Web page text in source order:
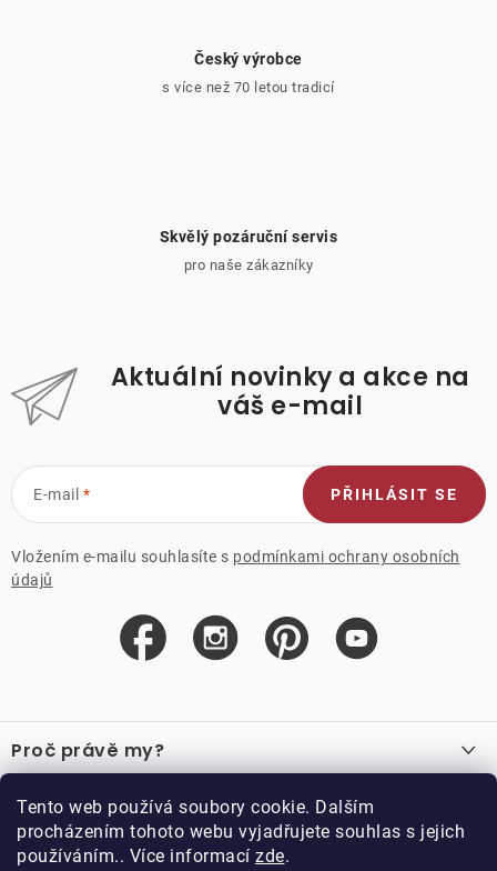
Tento web používá soubory cookie. Dalším
procházením tohoto webu vyjadřujete souhlas s jejich
používáním.. Více informací zde.
Český výrobce
s více než 70 letou tradicí
Skvělý pozáruční servis
pro naše zákazníky
Aktuální novinky a akce na
váš e-mail
E-mail
Vložením e-mailu souhlasíte s podmínkami ochrany osobních
údajů
PŘIHLÁSIT SE
á
p
a
Proč právě my?
Recenze
Důležité odkazy
Velkoobchod
O nákupu